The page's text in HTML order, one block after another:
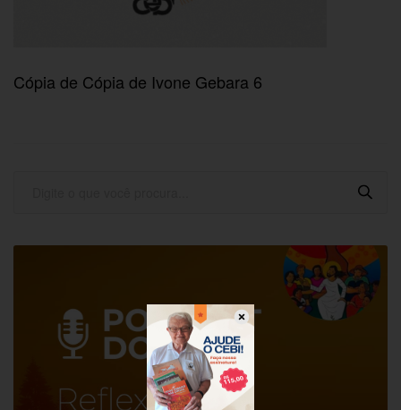
Cópia de Cópia de Ivone Gebara 6